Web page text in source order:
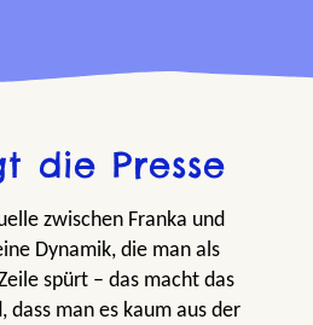
die Presse
zwischen Franka und
Dynamik, die man als
spürt – das macht das
dass man es kaum aus der